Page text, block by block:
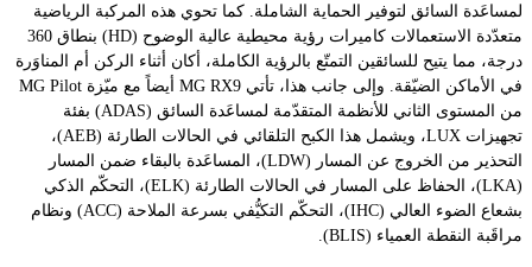
لمساعَدة السائق لتوفير الحماية الشاملة. كما تحوي هذه المركبة الرياضية
متعدّدة الاستعمالات كاميرات رؤية محيطية عالية الوضوح (HD) بنطاق 360
درجة، مما يتيح للسائقين التمتّع بالرؤية الكاملة، أكان أثناء الركن أم المناوَرة
في الأماكن الضيّقة. وإلى جانب هذا، تأتي MG RX9 أيضاً مع ميّزة MG Pilot
من المستوى الثاني للأنظمة المتقدّمة لمساعَدة السائق (ADAS) بفئة
تجهيزات LUX، ويشمل هذا الكبح التلقائي في الحالات الطارئة (AEB)،
التحذير من الخروج عن المسار (LDW)، المساعَدة بالبقاء ضمن المسار
(LKA)، الحفاظ على المسار في الحالات الطارئة (ELK)، التحكّم الذكي
بشعاع الضوء العالي (IHC)، التحكّم التكيُّفي بسرعة الملاحة (ACC) ونظام
مراقَبة النقطة العمياء (BLIS).